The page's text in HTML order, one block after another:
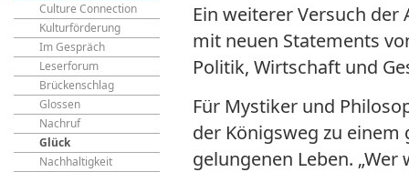
Culture Connection
Kulturförderung
Im Gespräch
Leserforum
Brückenschlag
Glossen
Nachruf
Glück
Nachhaltigkeit
Ein weiterer Versuch der
mit neuen Statements
Politik, Wirtschaft und
Für Mystiker und
der Königsweg zu
gelungenen Leben.